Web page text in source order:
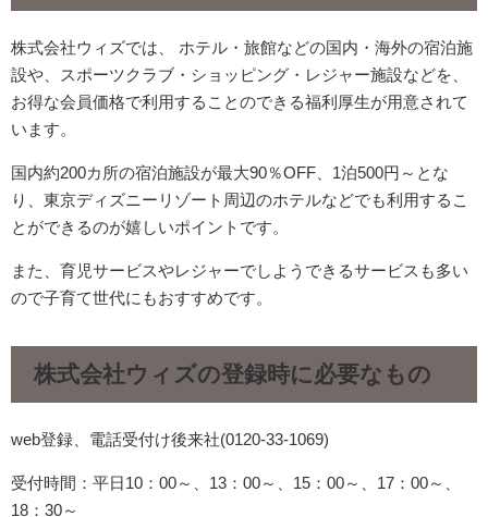
株式会社ウィズでは、
ホテル・旅館などの国内・海外の宿泊施
設や、スポーツクラブ・ショッピング・レジャー施設などを、
お得な会員価格で利用することのできる福利厚生が用意されて
います。
国内約200カ所の宿泊施設が最大90％OFF、1泊500円～とな
り、東京ディズニーリゾート周辺のホテルなどでも利用するこ
とができるのが嬉しいポイントです。
また、育児サービスやレジャーでしようできるサービスも多い
ので子育て世代にもおすすめです。
株式会社ウィズの登録時に必要なもの
web登録、電話受付け後来社(0120-33-1069)
受付時間：平日10：00～、13：00～、15：00～、17：00～、
18：30～